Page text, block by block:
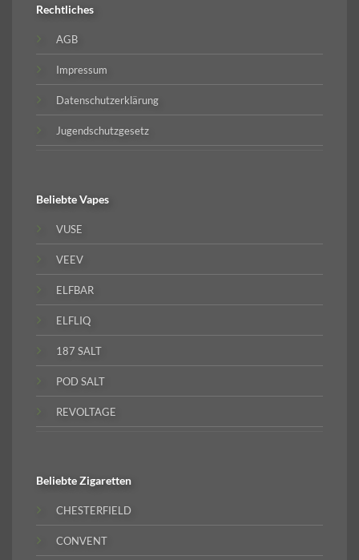
Rechtliches
AGB
Impressum
Datenschutzerklärung
Jugendschutzgesetz
BeliebteVapes
VUSE
VEEV
ELFBAR
ELFLIQ
187 SALT
POD SALT
REVOLTAGE
BeliebteZigaretten
CHESTERFIELD
CONVENT